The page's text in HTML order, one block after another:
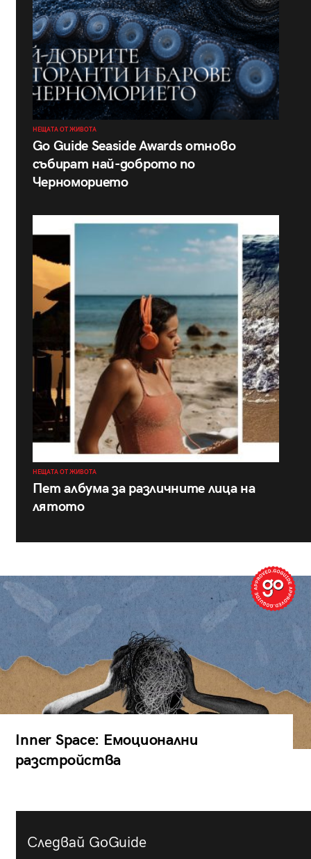
НЕЩАТА ОТ ЖИВОТА
Go Guide Seaside Awards отново
събират най-доброто по
Черноморието
НЕЩАТА ОТ ЖИВОТА
Пет албума за различните лица на
лятото
Inner Space: Емоционални
разстройства
Следвай GoGuide